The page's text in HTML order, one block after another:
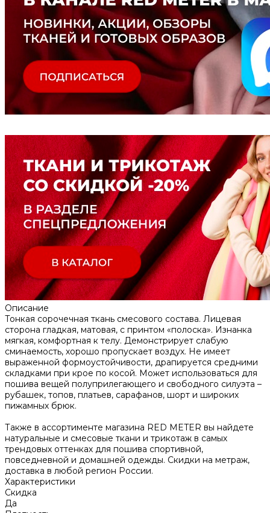
Описание
Тонкая сорочечная ткань смесового состава. Лицевая
сторона гладкая, матовая, с принтом «полоска». Изнанка
мягкая, комфортная к телу. Демонстрирует слабую
сминаемость, хорошо пропускает воздух. Не имеет
выраженной формоустойчивости, драпируется средними
складками при крое по косой. Может использоваться для
пошива вещей полуприлегающего и свободного силуэта –
рубашек, топов, платьев, сарафанов, шорт и широких
пижамных брюк.
Также в ассортименте магазина RED METER вы найдете
натуральные и смесовые ткани и трикотаж в самых
трендовых оттенках для пошива спортивной,
повседневной и домашней одежды. Скидки на метраж,
доставка в любой регион России.
Характеристики
Скидка
Да